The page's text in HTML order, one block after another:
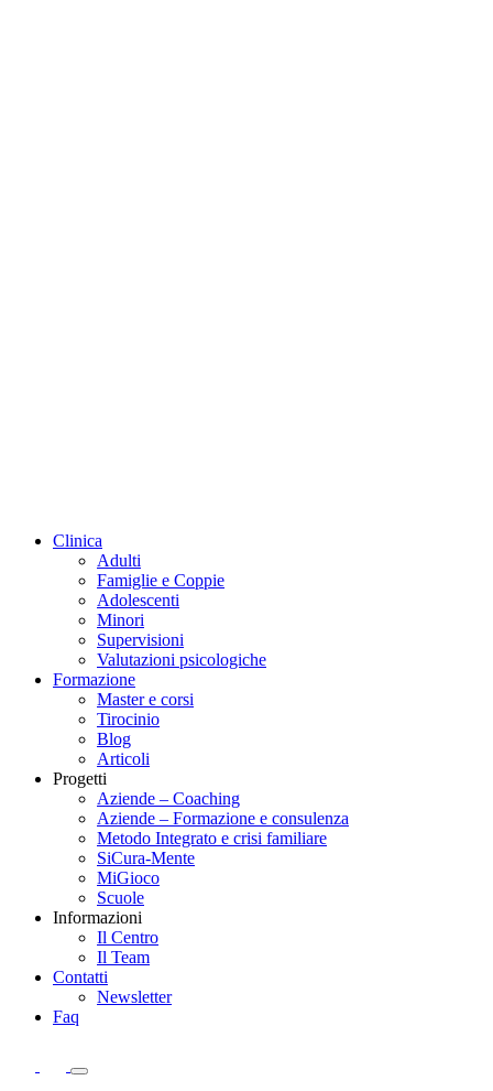
Clinica
Adulti
Famiglie e Coppie
Adolescenti
Minori
Supervisioni
Valutazioni psicologiche
Formazione
Master e corsi
Tirocinio
Blog
Articoli
Progetti
Aziende – Coaching
Aziende – Formazione e consulenza
Metodo Integrato e crisi familiare
SiCura-Mente
MiGioco
Scuole
Informazioni
Il Centro
Il Team
Contatti
Newsletter
Faq